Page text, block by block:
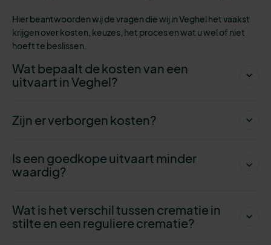
Hier beantwoorden wij de vragen die wij in Veghel het vaakst
krijgen over kosten, keuzes, het proces en wat u wel of niet
hoeft te beslissen.
Wat bepaalt de kosten van een
uitvaart in Veghel?
Zijn er verborgen kosten?
Is een goedkope uitvaart minder
waardig?
Wat is het verschil tussen crematie in
stilte en een reguliere crematie?